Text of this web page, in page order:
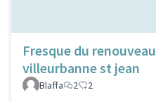
Fresque du renouveau
villeurbanne st jean
Blaffa
2 2